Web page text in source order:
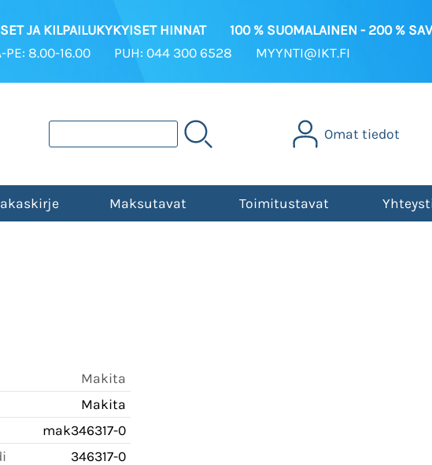
JA KILPAILUKYKYISET HINNAT
100 % SUOMALAINEN - 200 %
PE: 8.00-16.00 PUH: 044 300 6528 MYYNTI@IKT.FI
Omat tiedot
Maksutavat Toimitustavat
Makita
Makita
mak346317-0
346317-0